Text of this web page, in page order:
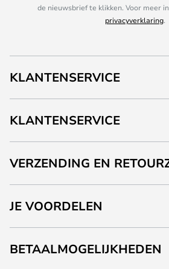
de nieuwsbrief te klikken. Voor meer
privacyverklaring.
KLANTENSERVICE
KLANTENSERVICE
VERZENDING EN
JE VOORDELEN
BETAALMOGELIJKHEDEN